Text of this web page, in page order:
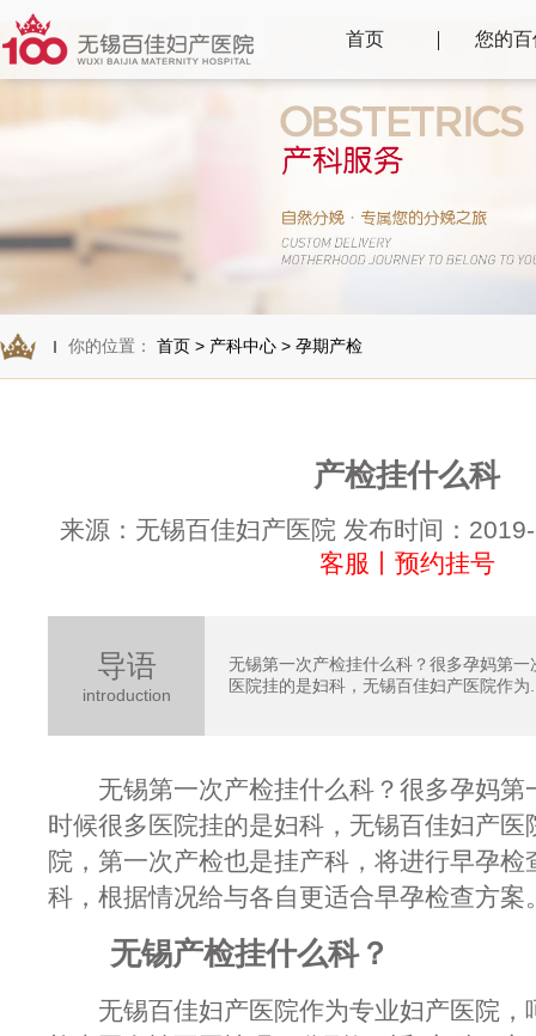
首页 您的百
你的位置： 首页 > 产科中心 > 孕期产检
产检挂什么科
来源：无锡百佳妇产医院 发布时间：
客服丨预约挂号
导语
introduction
无锡第一次产检挂什么科？很多孕妈第
医院挂的是妇科，无锡百佳妇产医院作为
无锡第一次产检挂什么科？很多孕妈第
时候很多医院挂的是妇科，无锡百佳妇产医
院，第一次产检也是挂产科，将进行早孕检
科，根据情况给与各自更适合早孕检查方案
无锡产检挂什么科？
无锡百佳妇产医院作为专业妇产医院，